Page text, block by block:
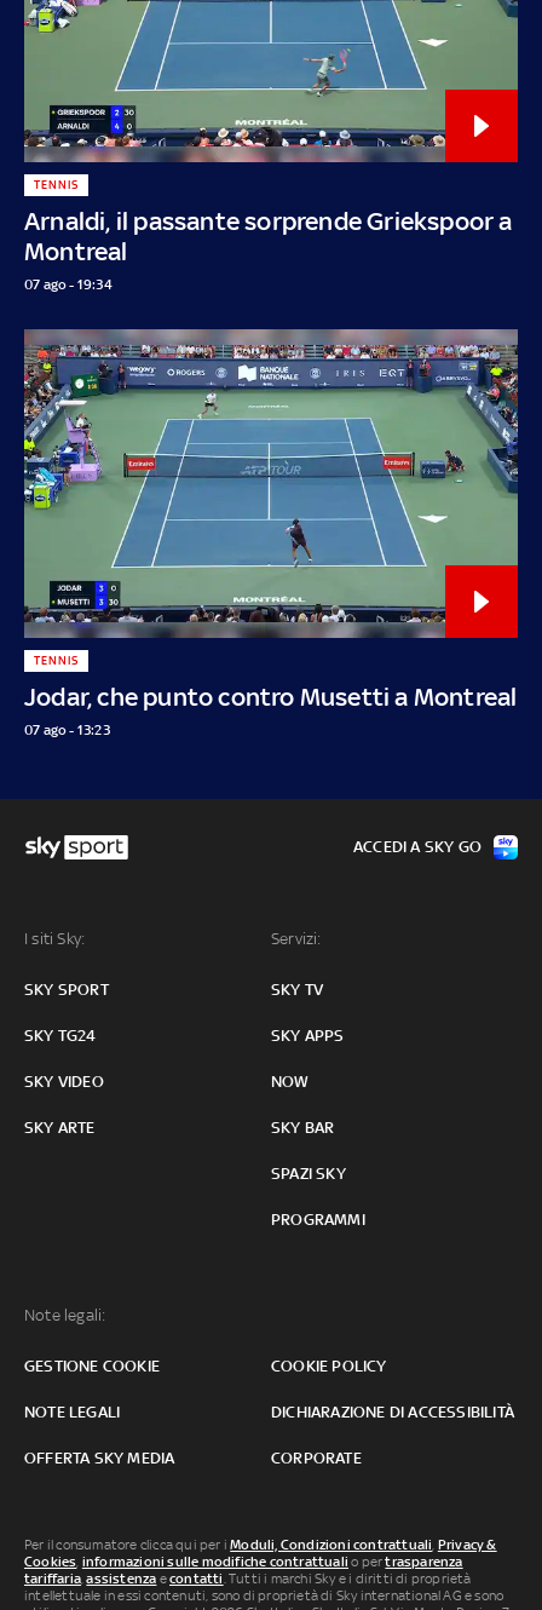
Arnaldi, il passante sorprende Griekspoor a
Montreal
TENNIS
07 ago - 19:34
Jodar, che punto contro Musetti a Montreal
TENNIS
07 ago - 13:23
I siti Sky:
SKY SPORT
SKY TG24
SKY VIDEO
SKY ARTE
Servizi:
SKY TV
SKY APPS
NOW
SKY BAR
SPAZI SKY
PROGRAMMI
Note legali:
GESTIONE COOKIE COOKIE POLICY
NOTE LEGALI DICHIARAZIONE DI ACCESSIBILITÀ
OFFERTA SKY MEDIA CORPORATE
ACCEDI A SKY GO
Per il consumatore clicca qui per iModuli, Condizioni contrattuali Privacy &
Cookies informazioni sulle modifiche contrattuali o pertrasparenza
tariffaria ,assistenza econtatti . Tutti i marchi Sky e i diritti di proprietà
intellettuale in essi contenuti, sono di proprietà di Sky international AG e sono